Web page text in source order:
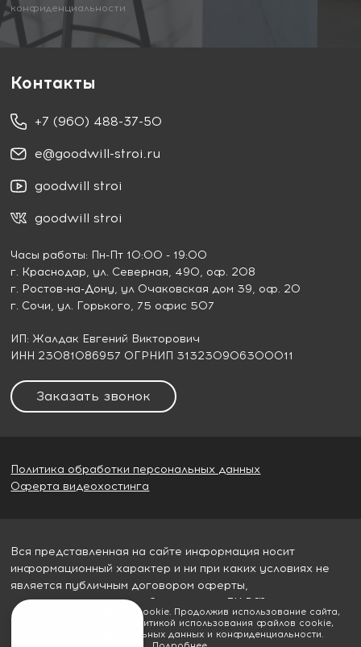
конфиденциальности
Контакты
+7 (960) 488-37-50
e@goodwill-stroi.ru
goodwill stroi
goodwill stroi
Часы работы: Пн-Пт 10:00 - 19:00
г. Краснодар, ул. Северная, 490, оф. 208
г. Ростов-на-Дону, ул Очаковская дом 39, оф. 20
г. Сочи, ул. Горького, 75 офис 507
ИП: Жалдак Евгений Викторович
ИНН 23081086957 ОГРНИП 313230906300011
Заказать звонок
Политика обработки персональных данных
Оферта видеохостинга
Вся представленная на сайте информация носит
информационный характер и ни при каких условиях не
является публичным договором оферты,
определяемым пунктом 2 статьи 437 ГК РФ
Мы используем файлы cookie. Продолжив использование сайта,
Вы соглашаетесь с политикой использования файлов cookie,
обработки персональных данных и конфиденциальности.